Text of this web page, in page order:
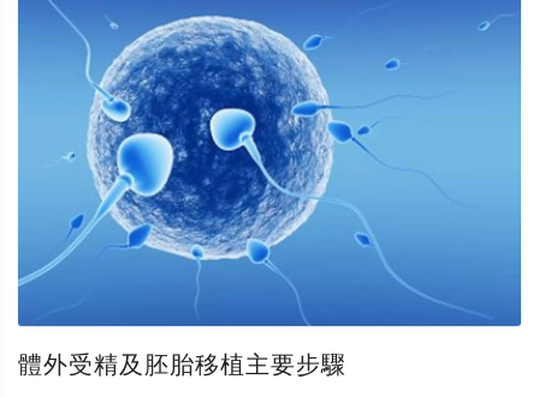
體外受精及胚胎移植主要步驟